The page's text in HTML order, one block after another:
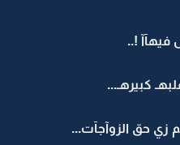
فيهآآ !..
كبيرهـ...
زي حق الزوآجآت...